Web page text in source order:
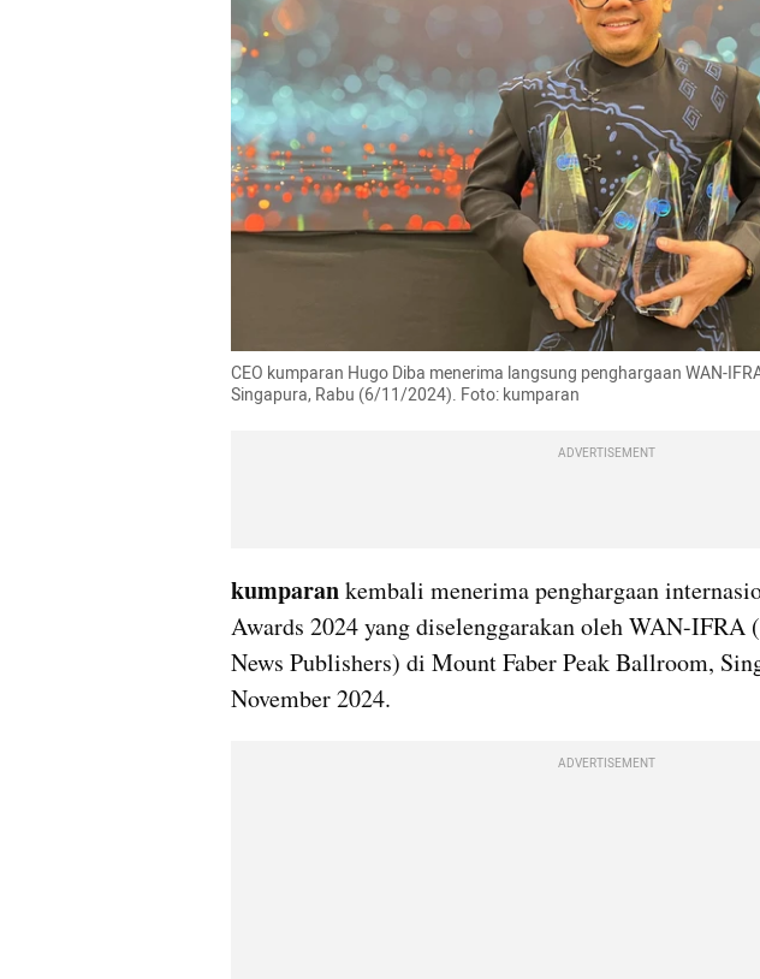
CEO kumparan Hugo Diba menerima langsung penghargaan WAN-
Singapura, Rabu (6/11/2024). Foto: kumparan
ADVERTISEMENT
kumparan kembali menerima penghargaan
Awards 2024 yang diselenggarakan oleh WAN-
News Publishers) di Mount Faber Peak Ballroom,
November 2024.
ADVERTISEMENT